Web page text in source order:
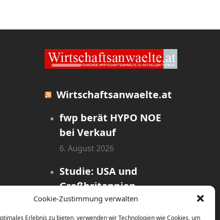
Cookie-Zustimmung verwalten
Erlebnis zu bieten, verwenden wir Technologien wie Cookies, um
Wirtschaftsanwaelte.at
fwp berät HYPO NOE
bei Verkauf
6. August 2026
Studie: USA und
Großbritannien
dominieren globales
Rennen um